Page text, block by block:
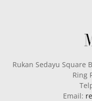
Rukan Sedayu Square
Ring
Email: